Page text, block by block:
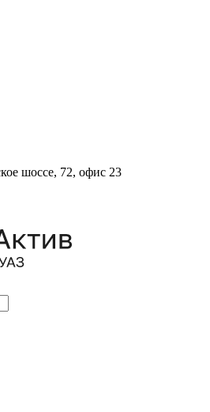
шоссе, 72, офис 23